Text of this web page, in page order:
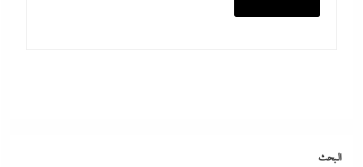
البحث
الجيش الإثيوبي وقوات تيجراي..ونظام آبي أحمد يرتعب